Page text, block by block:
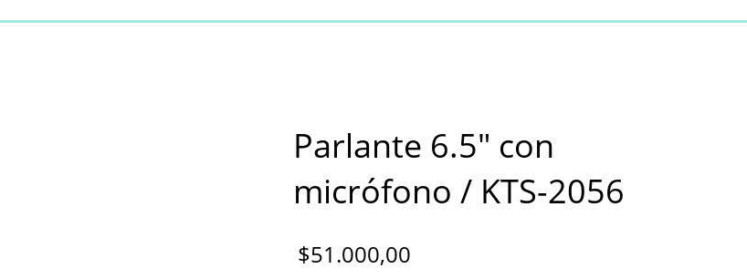
Parlante 6.5″ con
micrófono / KTS-2056
$51.000,00